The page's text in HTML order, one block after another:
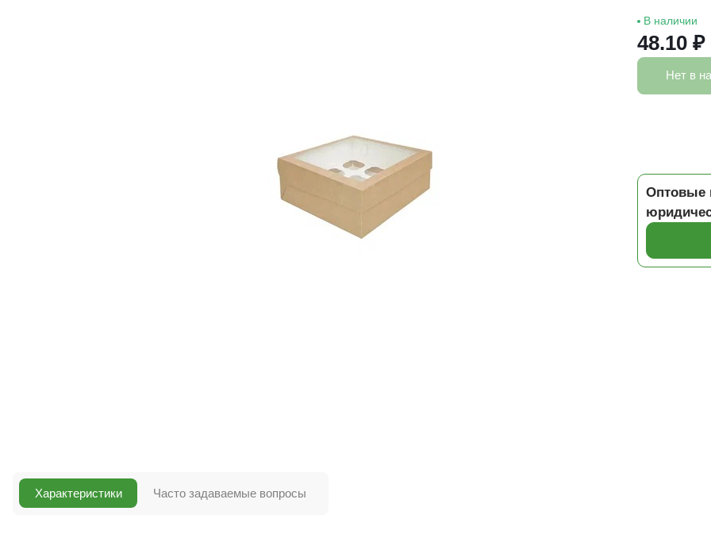
В наличии
48.10 ₽
Нет в
Оптовые
Характеристики Часто задаваемые вопросы